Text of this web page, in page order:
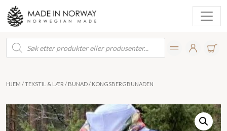
Products
search
HJEM /TEKSTIL & LÆR / BUNAD/ KONGSBERGBUNADEN